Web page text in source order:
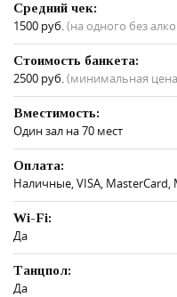
Средний чек:
1500 руб.(на одного без
Стоимость банкета:
2500 руб.(минимальная
Вместимость:
Один зал на 70 мест
Оплата:
Наличные, VISA, MasterCard,
Wi-Fi:
Да
Танцпол:
Да